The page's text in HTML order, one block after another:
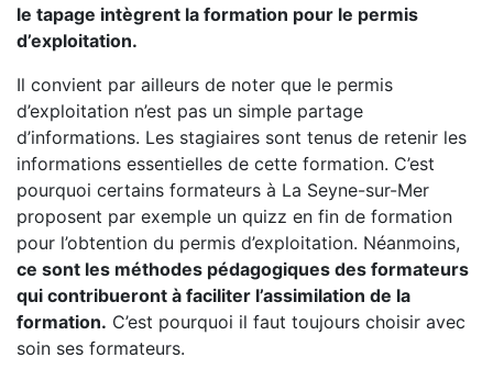
le tapage intègrent la formation pour le permis
d’exploitation.
Il convient par ailleurs de noter que le permis
d’exploitation n’est pas un simple partage
d’informations. Les stagiaires sont tenus de retenir les
informations essentielles de cette formation. C’est
pourquoi certains formateurs à La Seyne-sur-Mer
proposent par exemple un quizz en fin de formation
pour l’obtention du permis d’exploitation. Néanmoins,
ce sont les méthodes pédagogiques des formateurs
qui contribueront à faciliter l’assimilation de la
formation. C’est pourquoi il faut toujours choisir avec
soin ses formateurs.